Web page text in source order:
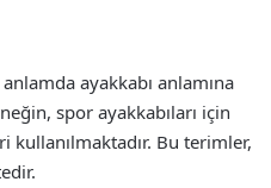
ayakkabı anlamına
spor ayakkabıları için
kullanılmaktadır. Bu terimler,